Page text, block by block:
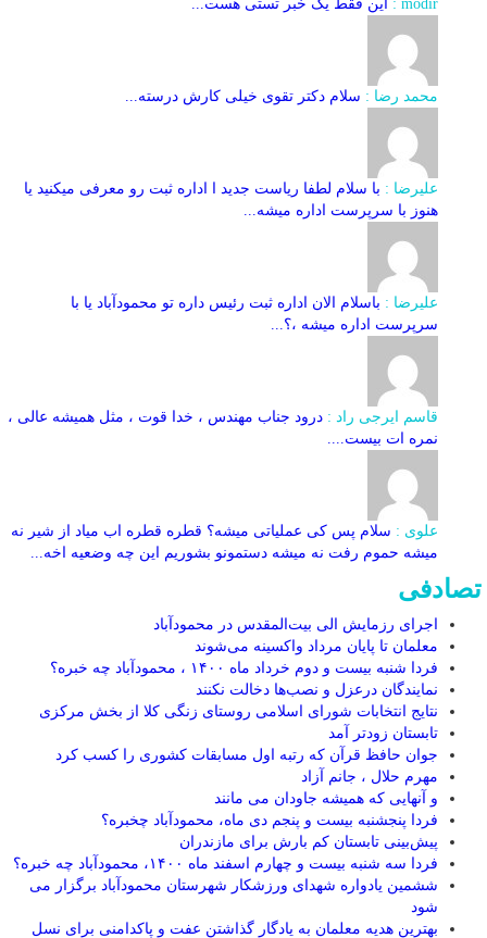
modir : این فقط یک خبر تستی هست...
محمد رضا : سلام دکتر تقوی خیلی کارش درسته...
علیرضا : با سلام لطفا ریاست جدید ا اداره ثبت‌ رو معرفی میکنید یا
هنوز با سرپرست اداره‌ میشه...
علیرضا : باسلام الان اداره ثبت رئیس داره تو محمودآباد یا با
سرپرست اداره میشه ،؟...
قاسم ایرجی راد : درود جناب مهندس ، خدا قوت ، مثل همیشه عالی ،
نمره ات بیست....
علوی : سلام پس کی عملیاتی میشه؟ قطره قطره اب میاد از شیر نه
میشه حموم رفت نه میشه دستمونو بشوریم این چه وضعیه اخه...
تصادفی
اجرای رزمایش الی بیت‌المقدس در محمودآباد
معلمان تا پایان مرداد واکسینه می‌شوند
فردا شنبه بیست و دوم خرداد ماه ۱۴۰۰ ، محمودآباد چه خبره؟
نمایندگان درعزل و نصب‌ها دخالت نکنند
نتایج انتخابات شورای اسلامی روستای زنگی کلا از بخش مرکزی
تابستان زودتر آمد
جوان حافظ قرآن که رتبه اول مسابقات کشوری را کسب کرد
مهرم حلال ، جانم آزاد
و آنهایی که همیشه جاودان می مانند
فردا پنجشنبه بیست و پنجم دی ماه، محمودآباد چخبره؟
پیش‌بینی تابستان کم بارش برای مازندران
فردا سه شنبه بیست و چهارم اسفند ماه ۱۴۰۰، محمودآباد چه خبره؟
ششمین یادواره شهدای ورزشکار شهرستان محمودآباد برگزار می
شود
بهترین هدیه معلمان به یادگار گذاشتن عفت و پاکدامنی برای نسل